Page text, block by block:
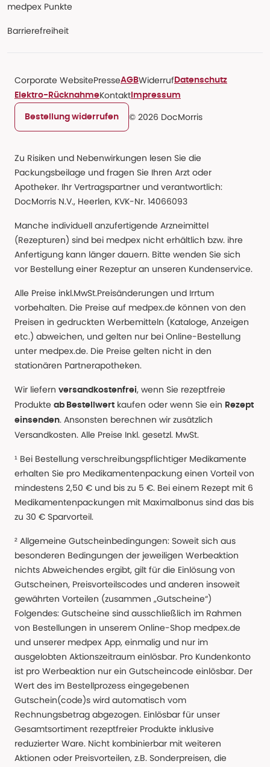
medpex Punkte
Barrierefreiheit
Corporate WebsitePresseAGBWiderruf Datenschutz
Elektro-RücknahmeKontakt Impressum
Bestellung widerrufen © 2026 DocMorris
Zu Risiken und Nebenwirkungen lesen Sie die
Packungsbeilage und fragen Sie Ihren Arzt oder
Apotheker. Ihr Vertragspartner und verantwortlich:
DocMorris N.V., Heerlen, KVK-Nr. 14066093
Manche individuell anzufertigende Arzneimittel
(Rezepturen) sind bei medpex nicht erhältlich bzw. ihre
Anfertigung kann länger dauern. Bitte wenden Sie sich
vor Bestellung einer Rezeptur an unseren Kundenservice.
Alle Preise inkl.MwSt.Preisänderungen und Irrtum
vorbehalten. Die Preise auf medpex.de können von den
Preisen in gedruckten Werbemitteln (Kataloge, Anzeigen
etc.) abweichen, und gelten nur bei Online-Bestellung
unter medpex.de. Die Preise gelten nicht in den
stationären Partnerapotheken.
Wir liefern versandkostenfrei, wenn Sie rezeptfreie
Produkte ab Bestellwert kaufen oder wenn Sie ein Rezept
einsenden. Ansonsten berechnen wir zusätzlich
Versandkosten. Alle Preise Inkl. gesetzl. MwSt.
¹ Bei Bestellung verschreibungspflichtiger Medikamente
erhalten Sie pro Medikamentenpackung einen Vorteil von
mindestens 2,50 € und bis zu 5 €. Bei einem Rezept mit 6
Medikamentenpackungen mit Maximalbonus sind das bis
zu 30 € Sparvorteil.
² Allgemeine Gutscheinbedingungen: Soweit sich aus
besonderen Bedingungen der jeweiligen Werbeaktion
nichts Abweichendes ergibt, gilt für die Einlösung von
Gutscheinen, Preisvorteilscodes und anderen insoweit
gewährten Vorteilen (zusammen „Gutscheine“)
Folgendes: Gutscheine sind ausschließlich im Rahmen
von Bestellungen in unserem Online-Shop medpex.de
und unserer medpex App, einmalig und nur im
ausgelobten Aktionszeitraum einlösbar. Pro Kundenkonto
ist pro Werbeaktion nur ein Gutscheincode einlösbar. Der
Wert des im Bestellprozess eingegebenen
Gutschein(code)s wird automatisch vom
Rechnungsbetrag abgezogen. Einlösbar für unser
Gesamtsortiment rezeptfreier Produkte inklusive
reduzierter Ware. Nicht kombinierbar mit weiteren
Aktionen oder Preisvorteilen, z.B. Sonderpreisen, die